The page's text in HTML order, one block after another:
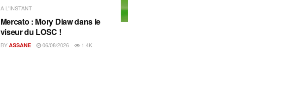
A L'INSTANT
Mercato : Mory Diaw dans le
viseur du LOSC !
BY ASSANE 06/08/2026 1.4K